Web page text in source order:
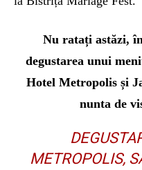
Nu ratați astăzi,
degustarea unui
Hotel Metropolis și
nunta de
METROPOLIS,